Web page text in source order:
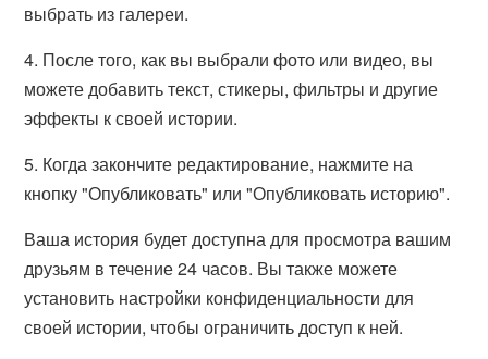
выбрать из галереи.
4. После того, как вы выбрали фото или видео, вы
можете добавить текст, стикеры, фильтры и другие
эффекты к своей истории.
5. Когда закончите редактирование, нажмите на
кнопку "Опубликовать" или "Опубликовать историю".
Ваша история будет доступна для просмотра вашим
друзьям в течение 24 часов. Вы также можете
установить настройки конфиденциальности для
своей истории, чтобы ограничить доступ к ней.